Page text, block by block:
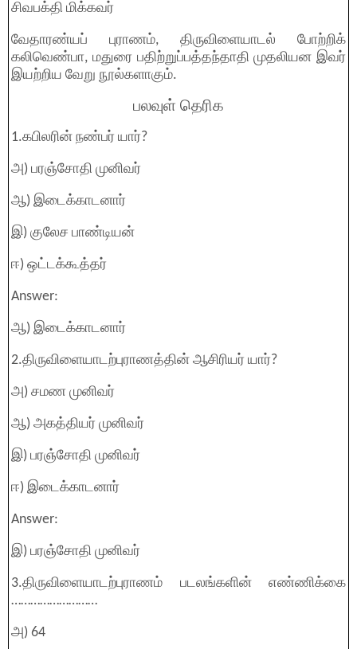
சிவபக்தி மிக்கவர்
வேதாரண்யப் புராணம், திருவிளையாடல் போற்றிக்
கலிவெண்பா, மதுரை பதிற்றுப்பத்தந்தாதி முதலியன இவர்
இயற்றிய வேறு நூல்களாகும்.
பலவுள் தெரிக
1.கபிலரின் நண்பர் யார்?
அ) பரஞ்சோதி முனிவர்
ஆ) இடைக்காடனார்
இ) குலேச பாண்டியன்
ஈ) ஒட்டக்கூத்தர்
Answer:
ஆ) இடைக்காடனார்
2.திருவிளையாடற்புராணத்தின் ஆசிரியர் யார்?
அ) சமண முனிவர்
ஆ) அகத்தியர் முனிவர்
இ) பரஞ்சோதி முனிவர்
ஈ) இடைக்காடனார்
Answer:
இ) பரஞ்சோதி முனிவர்
3.திருவிளையாடற்புராணம் படலங்களின் எண்ணிக்கை
………………………
அ) 64